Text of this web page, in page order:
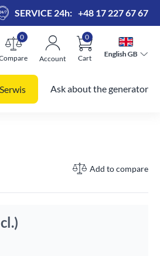
SERVICE 24h: +48 17 227 67 67
0
Account Cart
0
English GB
English GB
Serwis Ask about the generator
Add to compare